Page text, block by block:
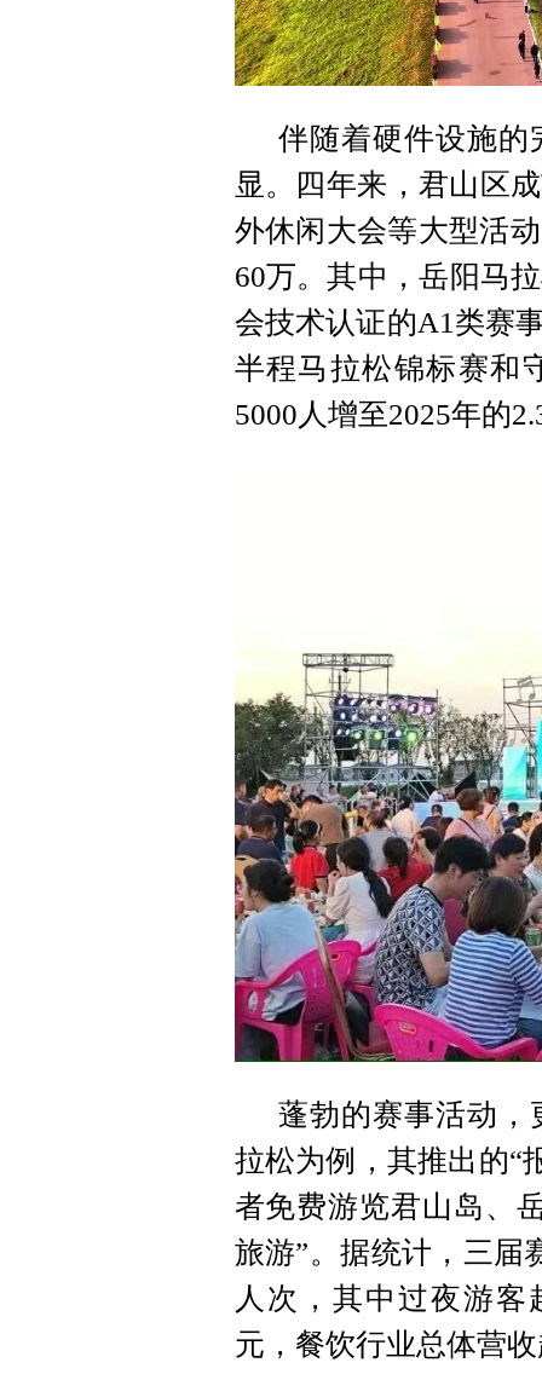
伴随着硬件设施的
显。四年来，君山区
外休闲大会等大型活
60万。其中，岳阳马
会技术认证的A1类赛
半程马拉松锦标赛和
5000人增至2025年的
蓬勃的赛事活动，
拉松为例，其推出的“
者免费游览君山岛、
旅游”。据统计，三届
人次，其中过夜游客
元，餐饮行业总体营